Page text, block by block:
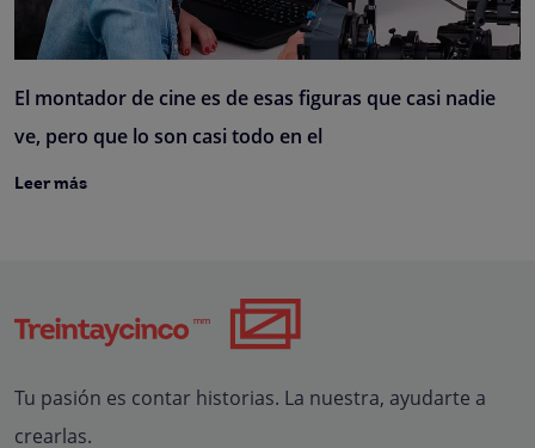
El montador de cine es de esas figuras que casi nadie
ve, pero que lo son casi todo en el
Leer más
Tu pasión es contar historias. La nuestra, ayudarte a
crearlas.